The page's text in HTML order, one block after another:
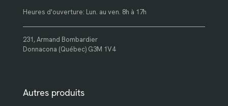
Heures d'ouverture: Lun. au ven. 8h à 17h
231, Armand Bombardier
Donnacona (Québec) G3M 1V4
Autres produits